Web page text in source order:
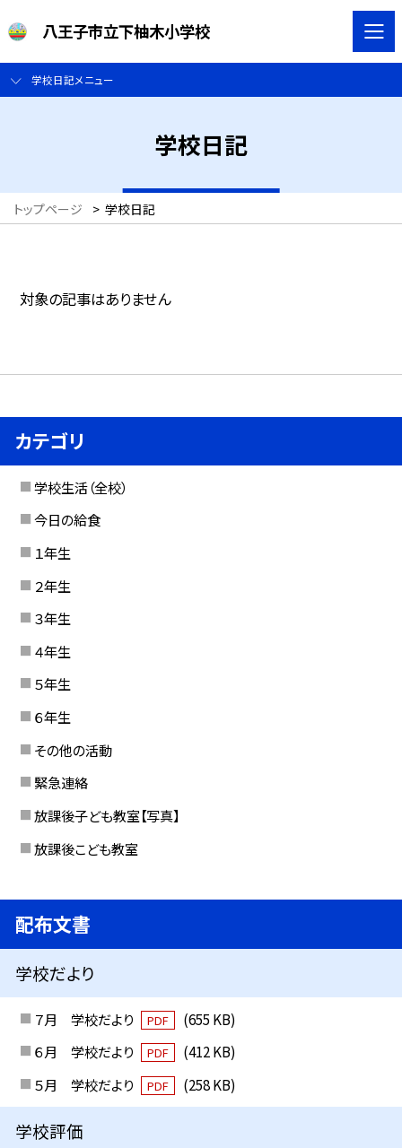
八王子市立下柚木小学校
学校日記メニュー
学校日記
トップページ > 学校日記
対象の記事はありません
カテゴリ
学校生活（全校）
今日の給食
１年生
２年生
３年生
４年生
５年生
６年生
その他の活動
緊急連絡
放課後子ども教室【写真】
放課後こども教室
配布文書
学校だより
７月 学校だより PDF
(655 KB)
６月 学校だより
PDF
(412 KB)
５月 学校だより
PDF (258 KB)
学校評価